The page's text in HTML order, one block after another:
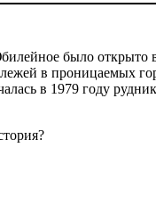
было открыто в
в проницаемых
в 1979 году